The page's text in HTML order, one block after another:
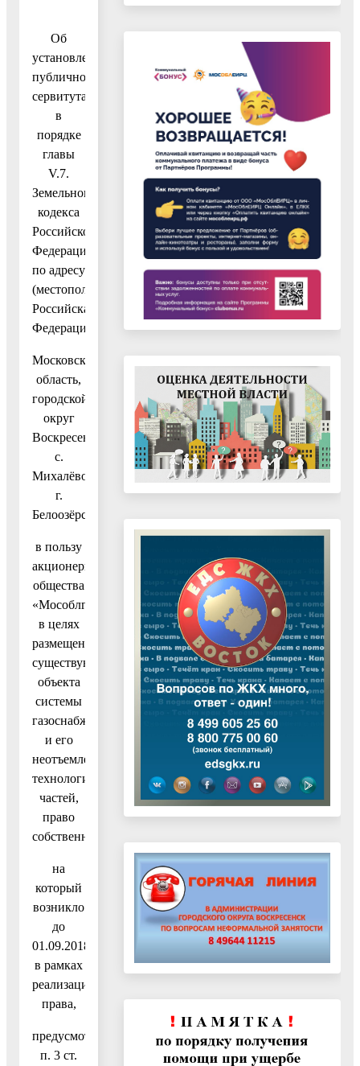
Об
установлении
публичного
сервитута
в
порядке
главы
V.7.
Земельного
кодекса
Российской
Федерации
по адресу
(местоположение):
Российская
Федерация,
Московская
область,
городской
округ
Воскресенск,
с.
Михалёво,
г.
Белоозёрский,
в пользу
акционерного
общества
«Мособлгаз»
в целях
размещения
существующего
объекта
системы
газоснабжения
и его
неотъемлемых
технологических
частей,
право
собственности
на
который
возникло
до
01.09.2018,
в рамках
реализации
права,
предусмотренного
п. 3 ст.